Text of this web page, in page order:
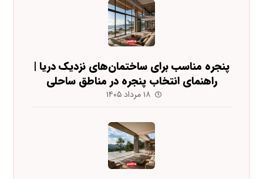
پنجره مناسب برای ساختمان‌های نزدیک دریا |
راهنمای انتخاب پنجره در مناطق ساحلی
۱۸ مرداد ۱۴۰۵